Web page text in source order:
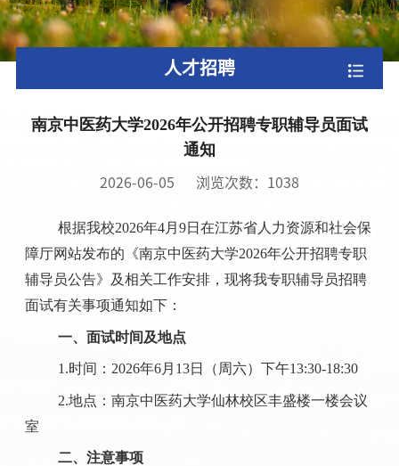
办事流程
资料下载
人才招聘
南京中医药大学2026年公开招聘专职辅导员面试
通知
2026-06-05 浏览次数： 1038
根据我校2026年4月9日在江苏省人力资源和社会保
障厅网站发布的《南京中医药大学2026年公开招聘专职
辅导员公告》及相关工作安排，现将我专职辅导员招聘
面试有关事项通知如下：
一、面试时间及地点
1.时间：2026年6月13日（周六）下午13:30-18:30
2.地点：南京中医药大学仙林校区丰盛楼一楼会议
室
二、 注意事项